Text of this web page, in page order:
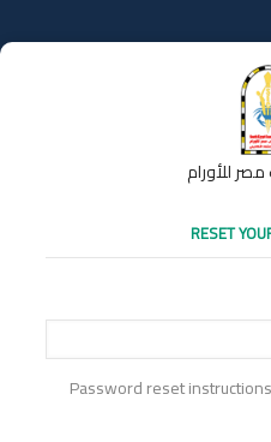
للأورام
RESET
Password reset